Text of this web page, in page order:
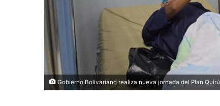
Gobierno Bolivariano realiza nueva jornada del Plan